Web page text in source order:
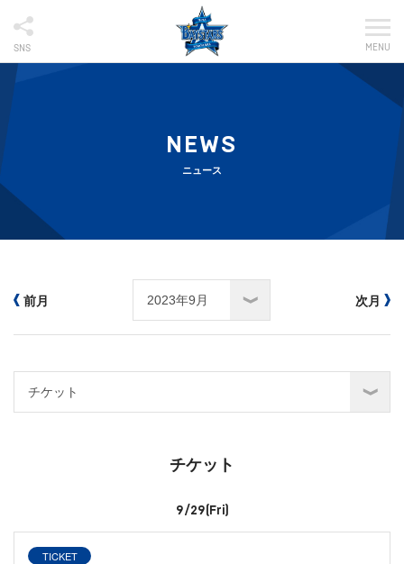
SNS MENU
NEWS
ニュース
前月 次月
チケット
9/29(Fri)
TICKET